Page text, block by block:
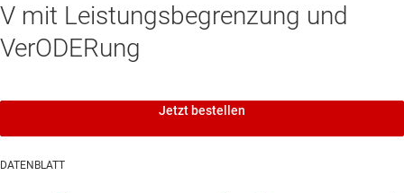
V mit Leistungsbegrenzung und
VerODERung
Jetzt bestellen
DATENBLATT